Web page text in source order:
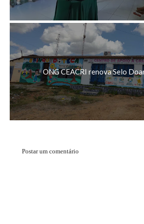
ONG CEACRI renova Selo
Postar um comentário